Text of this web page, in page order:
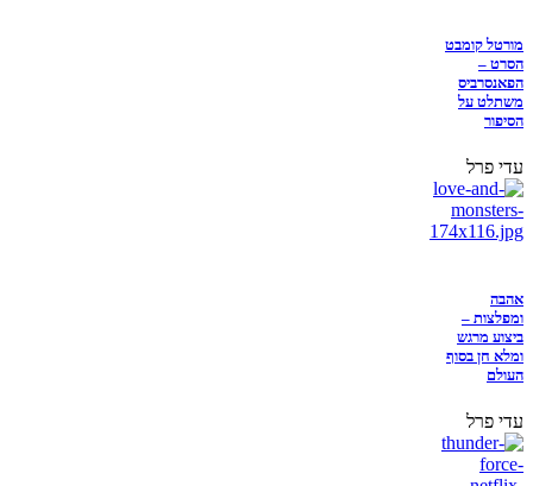
מורטל קומבט
הסרט –
הפאנסרביס
משתלט על
הסיפור
עדי פרל
אהבה
ומפלצות –
ביצוע מרגש
ומלא חן בסוף
העולם
עדי פרל